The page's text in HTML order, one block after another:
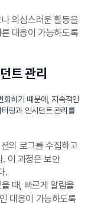
의심스러운 활동을
대응이 가능하도록
트 관리
화하기 때문에, 지속적인
링과 인시던트 관리를
의 로그를 수집하고
이 과정은 보안
.
때, 빠르게 알림을
대응이 가능하도록